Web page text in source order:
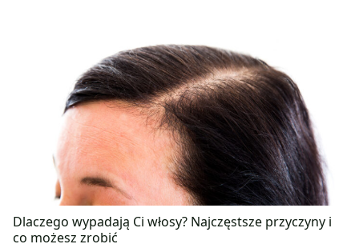
Dlaczego wypadają Ci włosy? Najczęstsze przyczyny i
co możesz zrobić